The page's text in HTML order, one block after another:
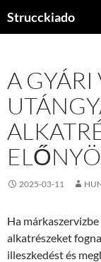
Strucckiado
A GYÁRI
2025-03-11
Ha
alkatrészeket
illeszkedést és